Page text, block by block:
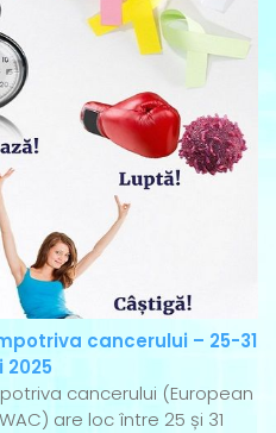
cancerului – 25-31
2025
cancerului (European
are loc între 25 și 31